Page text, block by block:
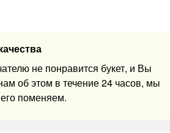
не понравится букет, и Вы
об этом в течение 24 часов, мы
поменяем.